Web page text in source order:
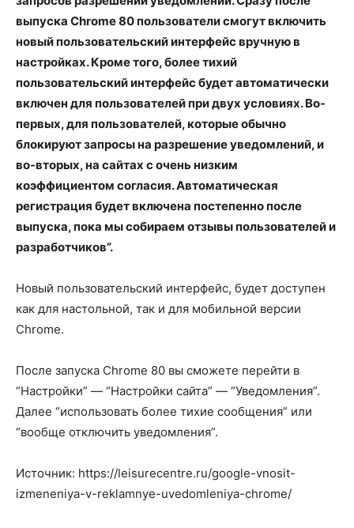
выпуска Chrome 80 пользователи смогут включить
новый пользовательский интерфейс вручную в
настройках. Кроме того, более тихий
пользовательский интерфейс будет автоматически
включен для пользователей при двух условиях. Во-
первых, для пользователей, которые обычно
блокируют запросы на разрешение уведомлений, и
во-вторых, на сайтах с очень низким
коэффициентом согласия. Автоматическая
регистрация будет включена постепенно после
выпуска, пока мы собираем отзывы пользователей и
разработчиков”.
Новый пользовательский интерфейс, будет доступен
как для настольной, так и для мобильной версии
Chrome.
После запуска Chrome 80 вы сможете перейти в
“Настройки” — “Настройки сайта” — “Уведомления”.
Далее “использовать более тихие сообщения” или
“вообще отключить уведомления”.
Источник: https://leisurecentre.ru/google-vnosit-
izmeneniya-v-reklamnye-uvedomleniya-chrome/